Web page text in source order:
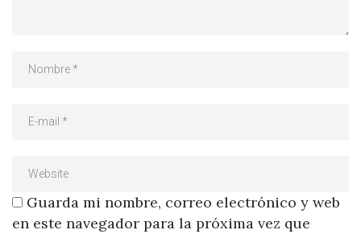
Guarda mi nombre, correo electrónico y web
en este navegador para la próxima vez que